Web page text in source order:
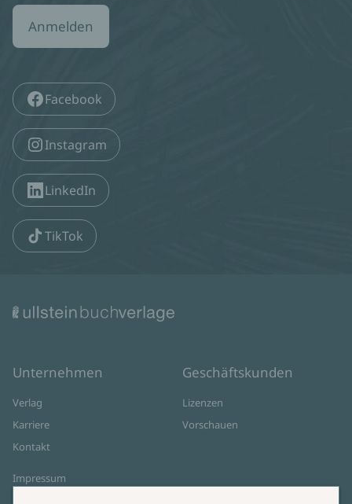
Anmelden
Facebook
Instagram
LinkedIn
TikTok
Unternehmen
Verlag
Karriere
Kontakt
Impressum
Geschäftskunden
Lizenzen
Vorschauen